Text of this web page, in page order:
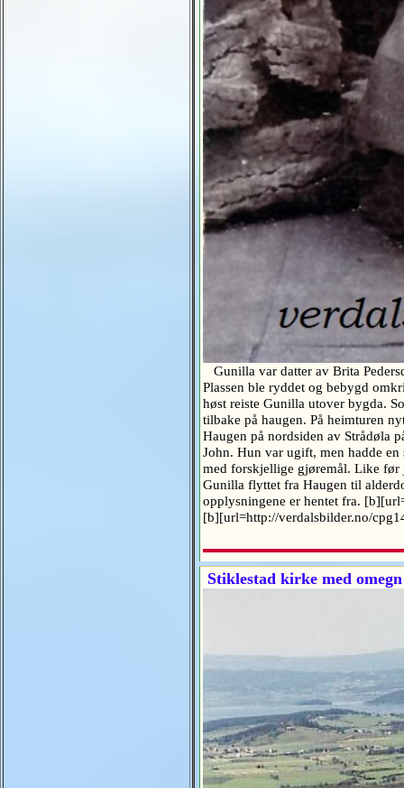
Gunilla var datter av Brita
Plassen ble ryddet og bebygd
høst reiste Gunilla utover bygda.
tilbake på haugen. På heimturen
Haugen på nordsiden av Strådøla
John. Hun var ugift, men hadde
med forskjellige gjøremål. Like før
Gunilla flyttet fra Haugen til
opplysningene er hentet fra.
[b][url=http://verdalsbilder.no/
Stiklestad kirke med